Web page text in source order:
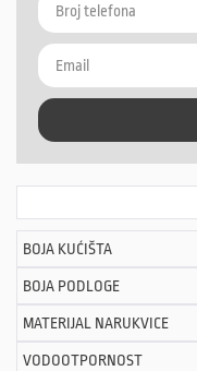
BOJA KUĆIŠTA
BOJA PODLOGE
MATERIJAL NARUKVICE
VODOOTPORNOST